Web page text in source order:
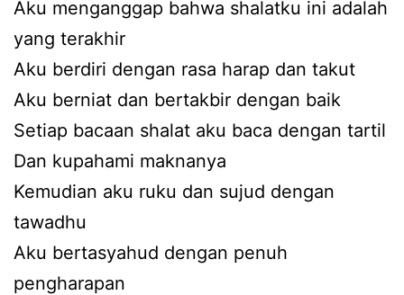
Aku menganggap bahwa shalatku ini adalah
yang terakhir
Aku berdiri dengan rasa harap dan takut
Aku berniat dan bertakbir dengan baik
Setiap bacaan shalat aku baca dengan tartil
Dan kupahami maknanya
Kemudian aku ruku dan sujud dengan
tawadhu
Aku bertasyahud dengan penuh
pengharapan